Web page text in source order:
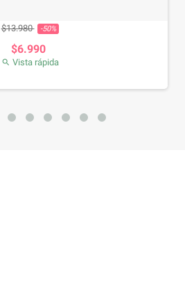
Precio base
$13.980 -50% Precio
$6.990
 Vista rápida